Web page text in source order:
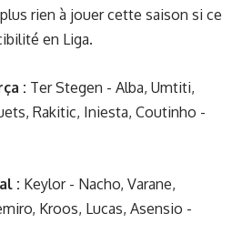
rien à jouer cette saison si ce
en Liga.
: Ter Stegen - Alba, Umtiti,
Rakitic, Iniesta, Coutinho -
: Keylor - Nacho, Varane,
Kroos, Lucas, Asensio -